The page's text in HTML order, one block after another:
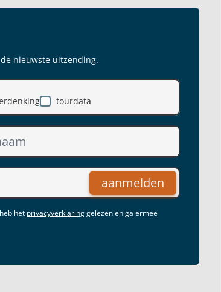
nieuwste uitzending.
tourdata
aanmelden
het privacyverklaringgelezen en ga ermee